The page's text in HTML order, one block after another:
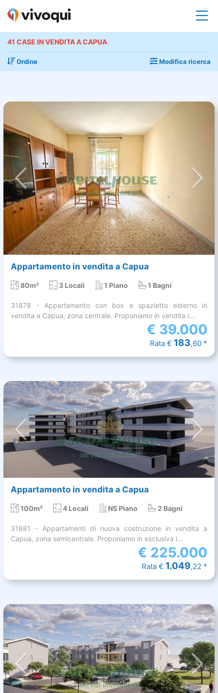
41 CASE IN VENDITA A CAPUA
Ordine Modifica ricerca
Appartamento in vendita a Capua
80m² 3 Locali 1 Piano 1 Bagni
31878 - Appartamento con box e spazietto esterno in
vendita a Capua, zona centrale. Proponiamo in vendita i...
€ 39.000
Rata € 183,60 *
Appartamento in vendita a Capua
100m² 4 Locali NS Piano 2 Bagni
31881 - Appartamenti di nuova costruzione in vendita a
Capua, zona semicentrale. Proponiamo in esclusiva i...
€ 225.000
Rata € 1.049,22 *